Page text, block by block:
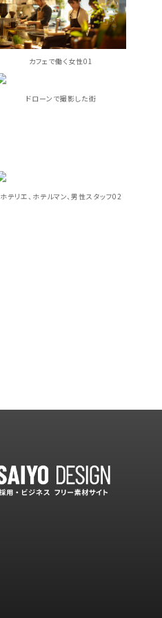
カフェで働く女性01
ドローンで撮影した街
ホテリエ、ホテルマン、男性スタッフ02